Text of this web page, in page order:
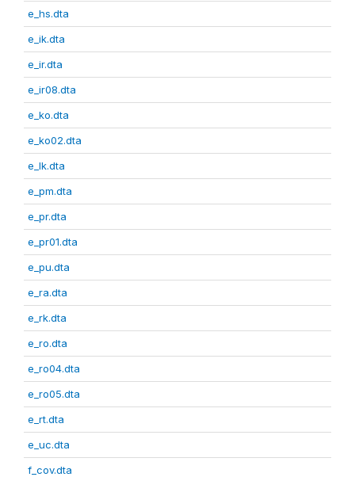
e_hs.dta
e_ik.dta
e_ir.dta
e_ir08.dta
e_ko.dta
e_ko02.dta
e_lk.dta
e_pm.dta
e_pr.dta
e_pr01.dta
e_pu.dta
e_ra.dta
e_rk.dta
e_ro.dta
e_ro04.dta
e_ro05.dta
e_rt.dta
e_uc.dta
f_cov.dta